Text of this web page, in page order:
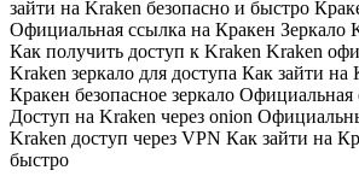
зайти на Kraken безопасно и быстро
Официальная ссылка на Кракен Зеркало
Как получить доступ к Kraken Kraken
Kraken зеркало для доступа Как зайти
Кракен безопасное зеркало
Доступ на Kraken через onion
Kraken доступ через VPN Как зайти на
быстро